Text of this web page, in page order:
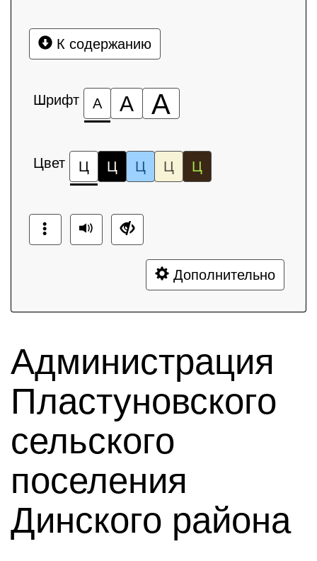
К содержанию
Шрифт А А А
Цвет Ц Ц Ц Ц Ц
Дополнительно
Администрация
Пластуновского
сельского
поселения
Динского района